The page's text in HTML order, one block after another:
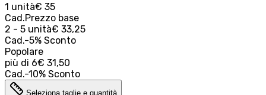
1 unità€ 35
Cad.Prezzo base
2 - 5 unità€ 33,25
Cad.-5% Sconto
Popolare
più di 6€ 31,50
Cad.-10% Sconto
Seleziona taglie e quantità